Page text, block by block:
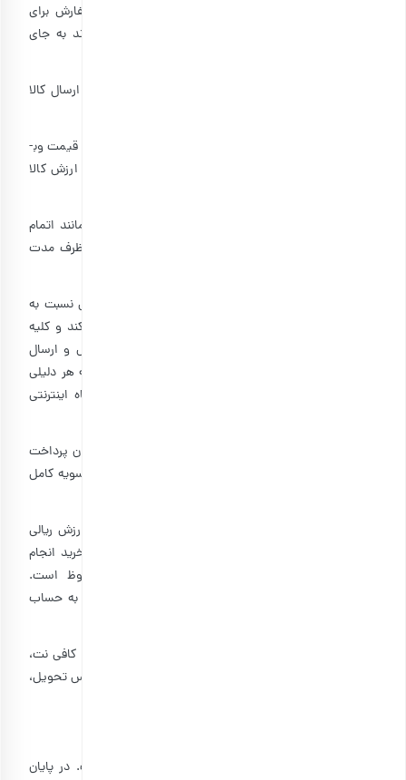
سفارش، حق لغو کردن آن سفارش و یا استرداد وجه سفارش برای
فروشگاه اینترنتی بارجیل محفوظ است و یا کاربر می‏‌تواند به جای
۴-۶: بارجیل به هنگام تأیید سفارش کالا، مشخصات و زمان ارسال کالا
۴-۷: ارزش کالا یا کالاهای سفارش داده شده طبق فهرست قیمت وب­
سایت محاسبه شده و تنها مبلغی که در بعضی از موارد، به ارزش کالا
۴-۸: در صورت بروز مشکل در پردازش نهایی سبد خرید مانند اتمام
موجودی کالا یا انصراف کاربر، مبلغ پرداخت شده حداکثر ظرف مدت
۴-۹: فروشگاه اینترنتی بارجیل مجاز است بدون اطلاع قبلی نسبت به
توقف ثبت سفارش جدید، اقدام و فروش خود را متوقف کند و کلیه
سفارش‌‏های ثبت شده قبل از توقف سفارش‌‏گیری، پردازش و ارسال
می‌‏شود. حق قطع فروش کلیه و یا بخشی از محصولات به هر دلیلی
مانند اتمام موجودی کالا بدون اطلاع قبلی، برای فروشگاه اینترنتی
۴-۱۰: سبد خریدهای با مبالغ بیشتر از ۳ میلیون تومان امکان پرداخت
در محل ندارد و می بایست بصورت اینترنتی قبل از ارسال تسویه کامل
۴-۱۱: در صورت بروز هرگونه خطا نسبت به درج قیمت و ارزش ریالی
کالاهای موجود در وب­سایت ، حق بلااثر نمودن سفارش و خرید انجام
شده توسط کاربر، برای فروشگاه اینترنتی بارجیل محفوظ است.
فروشگاه اینترنتی بارجیل در اسرع وقت وجوه دریافتی را به حساب
۴-۱۲: تحویل سفارش در اماکن عمومی همچون کافی‌شاپ، کافی نت،
رستوران، هتل و مانند آن امکان‌پذیر نیست و لازم است آدرس تحویل،
انجام تسویه حساب برای ثبت نهایی سفارش الزامی است. در پایان